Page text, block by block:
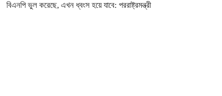
বিএনপি ভুল করেছে, এখন ধ্বংস হয়ে যাবে: পররাষ্ট্রমন্ত্রী